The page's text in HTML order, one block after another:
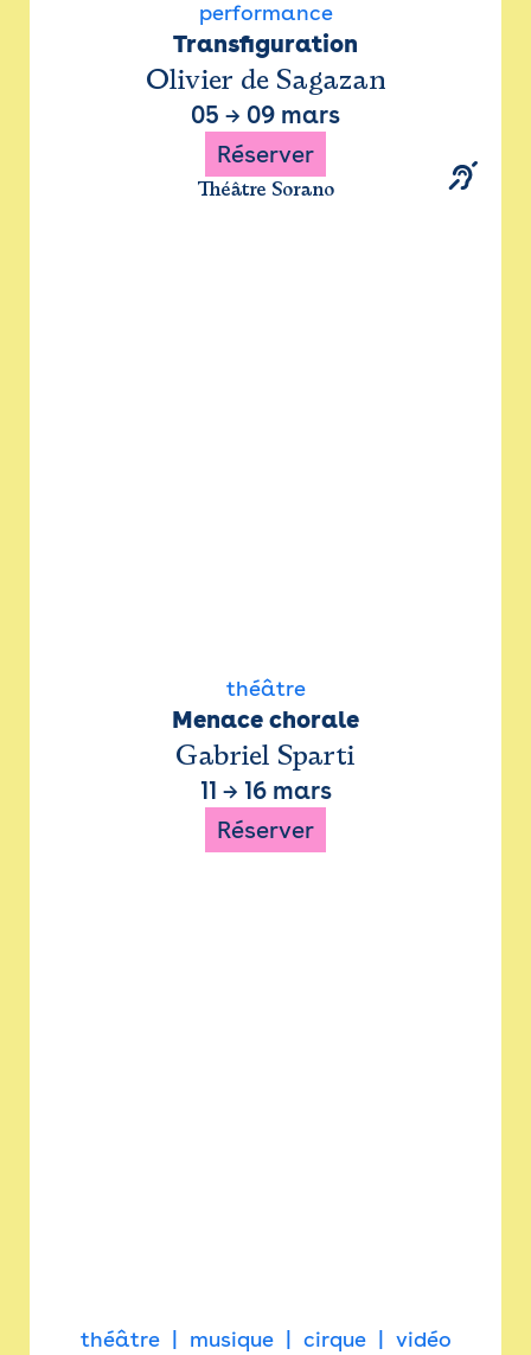
performance
Transfiguration
Olivier de Sagazan
05 → 09 mars
Réserver
Théâtre Sorano
théâtre
Menace chorale
Gabriel Sparti
11 → 16 mars
Réserver
théâtre musique cirque vidéo